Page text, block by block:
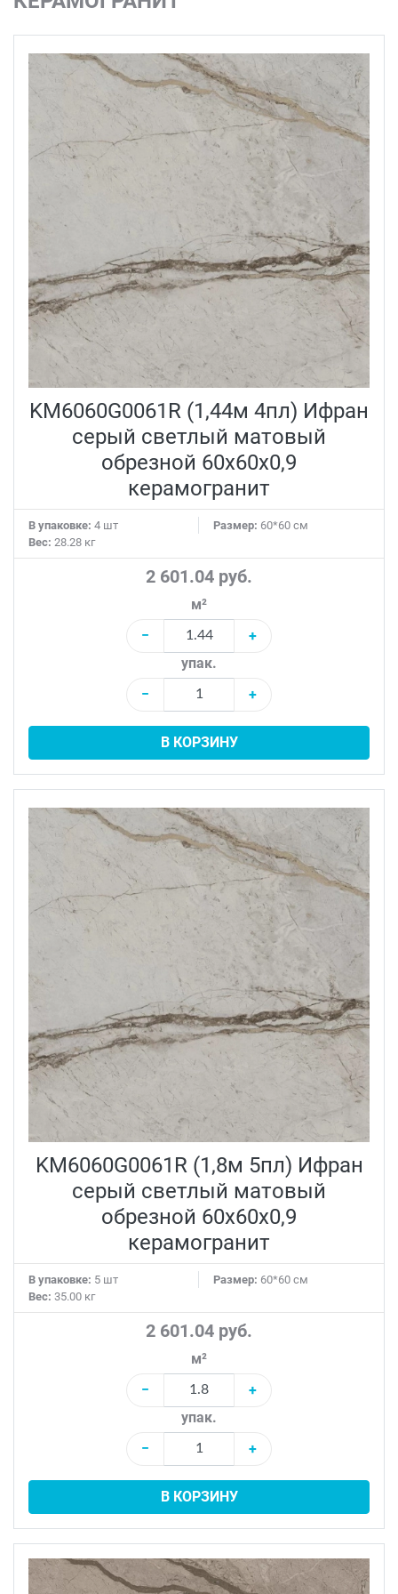
Серия "Ифран" от KERAMA MARAZZI включает
роскошные декоры – бордюры и полноразмерные
элементы, украшенные изящными золотыми линиями
геометрического узора. Нанесенный поверх
натуральной каменной текстуры орнамент придает
покрытию особую эстетическую ценность и
подчеркивает статусность интерьера. Нарезная
мозаика представлена в двух цветовых решениях и
вариантах исполнения: наборная с орнаментальным
рисунком и нарезная с геометрическим мотивом.
Завершающим штрихом серии "Ифран" от KERAMA
MARAZZI стали координированный керамогранит и
керамические ступени, что позволяет создать
целостный, гармоничный образ любого пространства
– от современной городской квартиры до роскошного
загородного дома, наполняя его атмосферой
естественной элегантности и утонченного комфорта.
KM6060G0061R (1,44м 4пл) Ифран
серый светлый матовый
обрезной 60x60x0,9
керамогранит
В упаковке: 4 шт Размер: 60*60 см
Вес: 28.28 кг
2 601.04 руб.
м²
−
+
упак.
−
+
В КОРЗИНУ
KM6060G0061R (1,8м 5пл) Ифран
серый светлый матовый
обрезной 60x60x0,9
керамогранит
В упаковке: 5 шт Размер: 60*60 см
Вес: 35.00 кг
2 601.04 руб.
м²
−
+
упак.
−
+
В КОРЗИНУ